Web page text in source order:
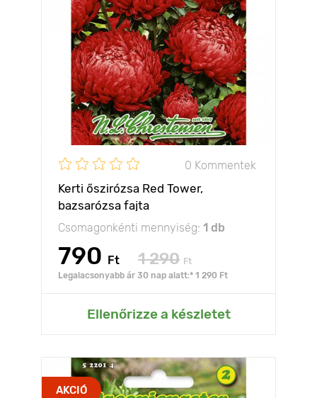
0 Kommentek
Kerti őszirózsa Red Tower,
bazsarózsa fajta
Csomagonkénti mennyiség: 1 db
790 Ft 1 290 Ft
Legalacsonyabb ár 30 nap alatt:* 1 290 Ft
Ellenőrizze a készletet
AKCIÓ